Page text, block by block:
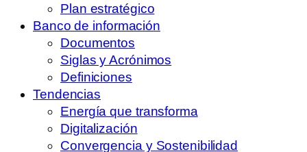
Plan estratégico
Banco de información
Documentos
Siglas y Acrónimos
Definiciones
Tendencias
Energía que transforma
Digitalización
Convergencia y Sostenibilidad